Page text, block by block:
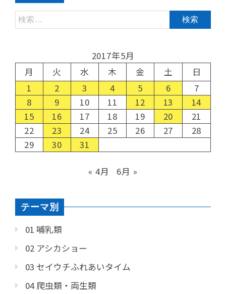
2017年5月
月
火 水 木 金 土
日
1
2 3 4 5 6
7
8
9 10 11 12 13
14
15
16 17 18 19 20
21
22
23 24 25 26 27
28
29
30 31
« 4月 6月 »
テーマ別
01 哺乳類
02 アシカショー
03 セイウチふれあいタイム
04 爬虫類・両生類